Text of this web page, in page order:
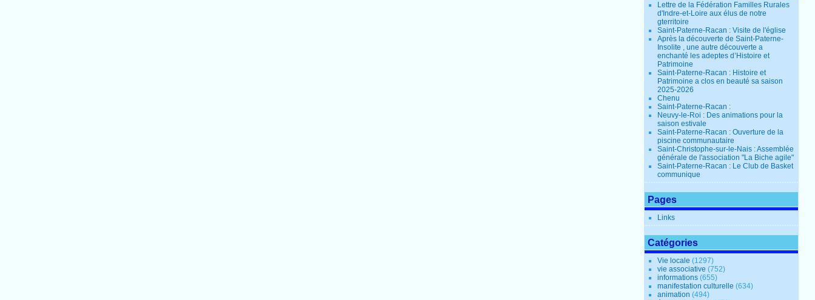
Lettre de la Fédération Familles Rurales
d'Indre-et-Loire aux élus de notre
gterritoire
Saint-Paterne-Racan : Visite de l'église
Après la découverte de Saint-Paterne-
Insolite , une autre découverte a
enchanté les adeptes d’Histoire et
Patrimoine
Saint-Paterne-Racan : Histoire et
Patrimoine a clos en beauté sa saison
2025-2026
Chenu
Saint-Paterne-Racan :
Neuvy-le-Roi : Des animations pour la
saison estivale
Saint-Paterne-Racan : Ouverture de la
piscine communautaire
Saint-Christophe-sur-le-Nais : Assemblée
générale de l'association "La Biche agile"
Saint-Paterne-Racan : Le Club de Basket
communique
Pages
Links
Catégories
Vie locale (1297)
vie associative (752)
informations (655)
manifestation culturelle (634)
animation (494)